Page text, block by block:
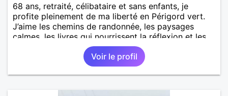
68 ans, retraité, célibataire et sans enfants, je
profite pleinement de ma liberté en Périgord vert.
J’aime les chemins de randonnée, les paysages
calmes, les livres qui nourrissent la réflexion et les
échanges humains qui ont du sens. Je ne cherche
pas une histoire compliquée, mais une relation vraie,
faite de complicité, de rires, de sorties simples et
de moments partagés sans pression. La curiosité et
Voir le profil